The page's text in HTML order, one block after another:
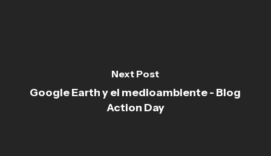
Next Post
Google Earth y el medioambiente - Blog
Action Day